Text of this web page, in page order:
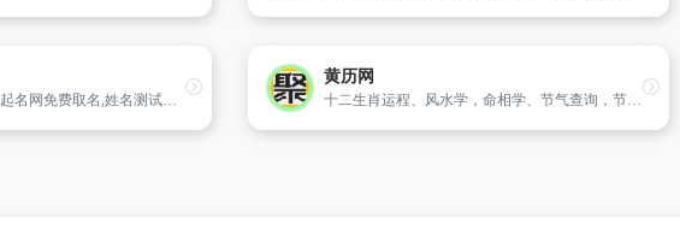
安康网为您提供起名,起名网免费取名,姓名测试打分,免费起名,公司起名,公司测名打分查询服务,专业的电脑周易软件开发团队,为您提供准确的宝宝起名和测名字打分服务,希望对你有帮助。
黄历网
十二生肖运程、风水学，命相学、节气查询，节日查询等还有中国传统文化习俗，老黄历致力于做中国国内最实用，最方便，最准确的黄历查询